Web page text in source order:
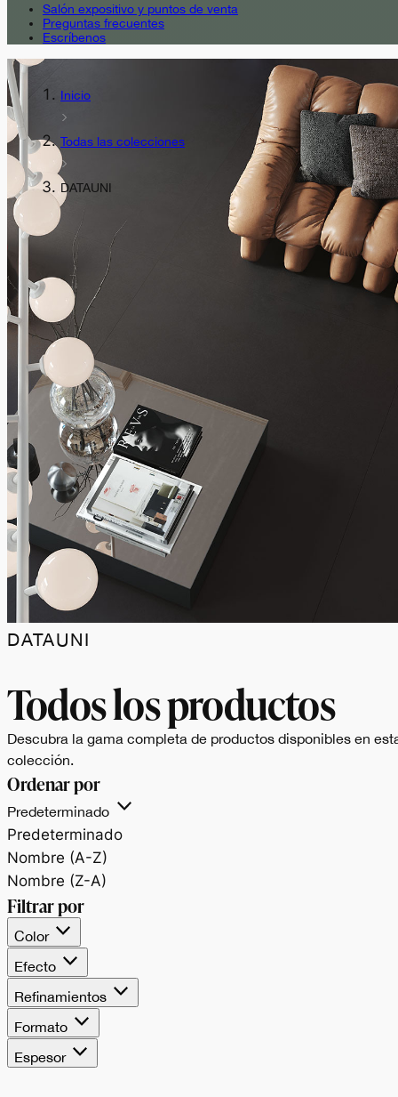
Salón expositivo y puntos de venta
Preguntas frecuentes
Escríbenos
Inicio
Todas las colecciones
DATAUNI
DATAUNI
Data.Uni celebra il
bianco e il nero,
espressione pura
materia e
dell’equilibrio tra luce
e profondità.
Todos los productos
Descubra la gama completa de productos disponibles en
colección.
Ordenar por
Predeterminado
Predeterminado
Nombre (A-Z)
Nombre (Z-A)
Filtrar por
Color
Efecto
Refinamientos
Formato
Espesor